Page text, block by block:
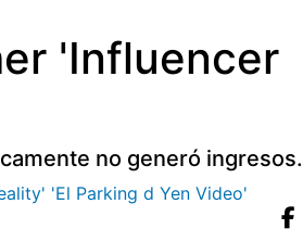
'Influencer
no generó ingresos.
'El Parking d Yen Video'